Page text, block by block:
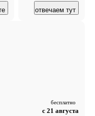
отвечаем тут
бесплатно
с 21 августа